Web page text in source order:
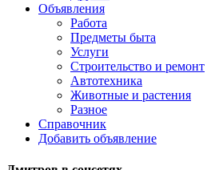
Объявления
Работа
Предметы быта
Услуги
Строительство и ремонт
Автотехника
Животные и растения
Разное
Справочник
Добавить объявление